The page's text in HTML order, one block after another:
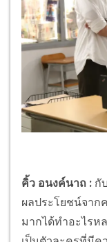
คิ้ว อนงค์นาถ : กั
ผลประโยชน์จาก
มากได้ทำอะไรห